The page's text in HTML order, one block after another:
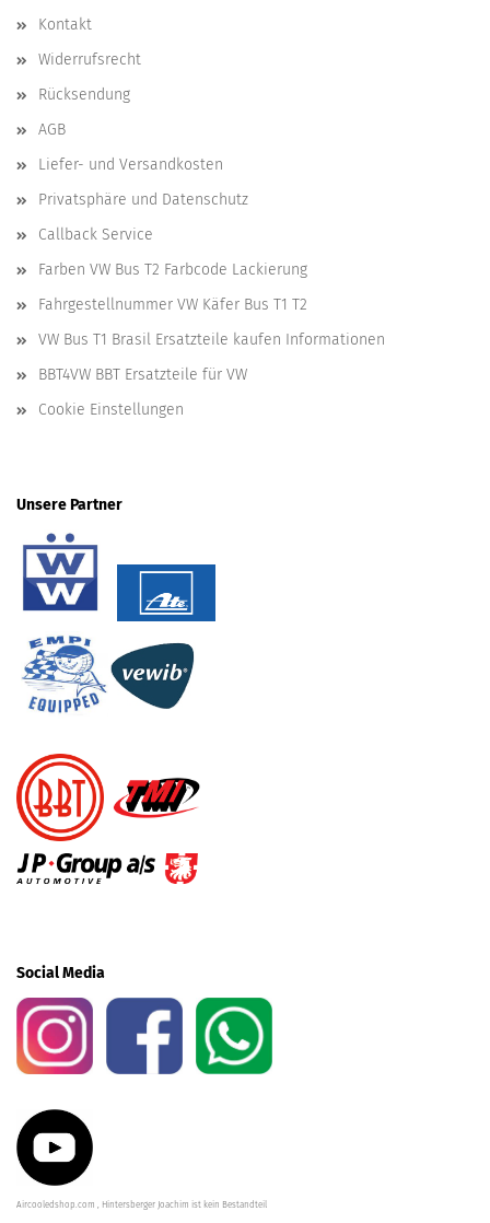
Kontakt
Widerrufsrecht
Rücksendung
AGB
Liefer- und Versandkosten
Privatsphäre und Datenschutz
Callback Service
Farben VW Bus T2 Farbcode Lackierung
Fahrgestellnummer VW Käfer Bus T1 T2
VW Bus T1 Brasil Ersatzteile kaufen Informationen
BBT4VW BBT Ersatzteile für VW
Cookie Einstellungen
Unsere Partner
Social Media
Aircooledshop.com , Hintersberger Joachim ist kein Bestandteil